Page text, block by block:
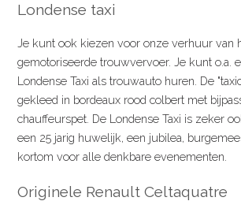
Londense taxi
Je kunt ook kiezen voor onze verhuur van
gemotoriseerde trouwvervoer. Je kunt o.a.
Londense Taxi als trouwauto huren. De
gekleed in bordeaux rood colbert met
chauffeurspet. De Londense Taxi is zeker
een 25 jarig huwelijk, een jubilea,
kortom voor alle denkbare evenementen.
Originele Renault Celtaquatre